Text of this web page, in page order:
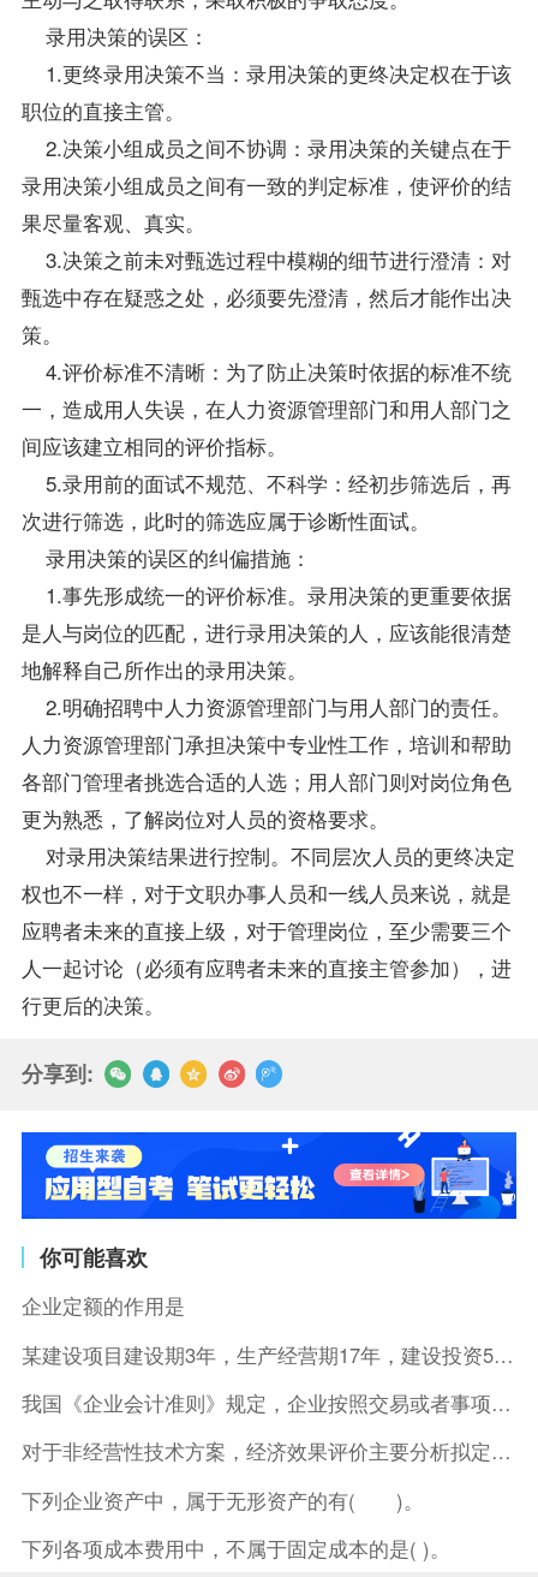
录用决策的误区：
1.更终录用决策不当：录用决策的更终决定权在于该
职位的直接主管。
2.决策小组成员之间不协调：录用决策的关键点在于
录用决策小组成员之间有一致的判定标准，使评价的结
果尽量客观、真实。
3.决策之前未对甄选过程中模糊的细节进行澄清：对
甄选中存在疑惑之处，必须要先澄清，然后才能作出决
策。
4.评价标准不清晰：为了防止决策时依据的标准不统
一，造成用人失误，在人力资源管理部门和用人部门之
间应该建立相同的评价指标。
5.录用前的面试不规范、不科学：经初步筛选后，再
次进行筛选，此时的筛选应属于诊断性面试。
录用决策的误区的纠偏措施：
1.事先形成统一的评价标准。录用决策的更重要依据
是人与岗位的匹配，进行录用决策的人，应该能很清楚
地解释自己所作出的录用决策。
2.明确招聘中人力资源管理部门与用人部门的责任。
人力资源管理部门承担决策中专业性工作，培训和帮助
各部门管理者挑选合适的人选；用人部门则对岗位角色
更为熟悉，了解岗位对人员的资格要求。
对录用决策结果进行控制。不同层次人员的更终决定
权也不一样，对于文职办事人员和一线人员来说，就是
应聘者未来的直接上级，对于管理岗位，至少需要三个
人一起讨论（必须有应聘者未来的直接主管参加），进
行更后的决策。
分享到:
你可能喜欢
企业定额的作用是
某建设项目建设期3年，生产经营期17年，建设投资5500万元
我国《企业会计准则》规定，企业按照交易或者事项的经济特征确定
对于非经营性技术方案，经济效果评价主要分析拟定方案的( )。
下列企业资产中，属于无形资产的有( )。
下列各项成本费用中，不属于固定成本的是( )。